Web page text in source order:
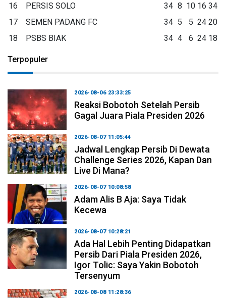
16
PERSIS SOLO 34 8 10 16 34
17
SEMEN PADANG FC 34 5 5 24 20
18
PSBS BIAK 34 4 6 24 18
Terpopuler
2026-08-06 23:33:25
Reaksi Bobotoh Setelah Persib
Gagal Juara Piala Presiden 2026
2026-08-07 11:05:44
Jadwal Lengkap Persib Di Dewata
Challenge Series 2026, Kapan Dan
Live Di Mana?
2026-08-07 10:08:58
Adam Alis B Aja: Saya Tidak
Kecewa
2026-08-07 10:28:21
Ada Hal Lebih Penting Didapatkan
Persib Dari Piala Presiden 2026,
Igor Tolic: Saya Yakin Bobotoh
Tersenyum
2026-08-08 11:28:36